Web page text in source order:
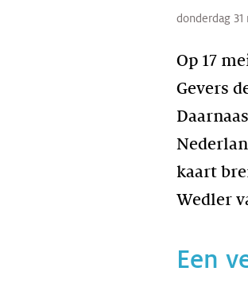
donderdag 31
Op 17
Gevers
kaart
Wedler
Een